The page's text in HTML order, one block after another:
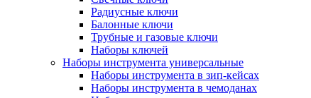
Радиусные ключи
Балонные ключи
Трубные и газовые ключи
Наборы ключей
Наборы инструмента универсальные
Наборы инструмента в зип-кейсах
Наборы инструмента в чемоданах